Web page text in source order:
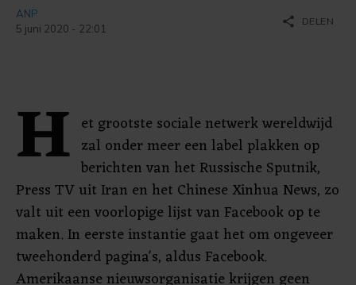
ANP
5 juni 2020 - 22:01
share DELEN
H et grootste sociale netwerk wereldwijd
zal onder meer een label plakken op
berichten van het Russische Sputnik,
Press TV uit Iran en het Chinese Xinhua News, zo
valt uit een voorlopige lijst van Facebook op te
maken. In eerste instantie gaat het om ongeveer
tweehonderd pagina's, aldus Facebook.
Amerikaanse nieuwsorganisatie krijgen geen